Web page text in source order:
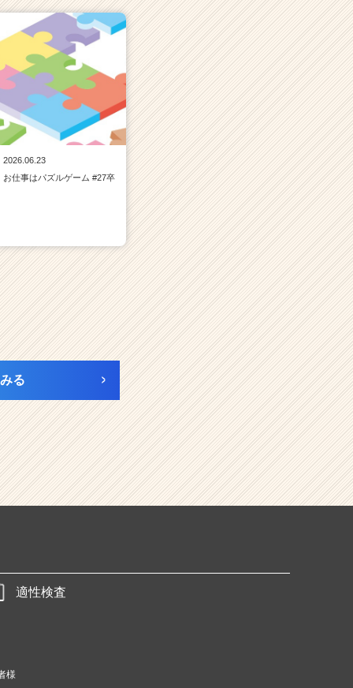
2026.06.23
お仕事はパズルゲーム #27卒
る
適性検査
様